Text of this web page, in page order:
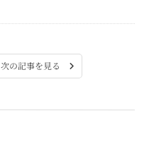
次の記事を見る